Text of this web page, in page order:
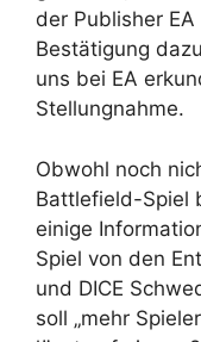
der Publisher
Bestätigung
uns bei EA
Stellungnahme.
Obwohl noch
Battlefield-Spiel
einige
Spiel von den
und DICE
soll „mehr